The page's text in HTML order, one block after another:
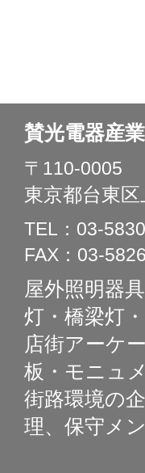
賛光電器産
〒110-0005
東京都台東
TEL：03-
FAX：03-
屋外照明器
灯・橋梁灯
店街アーケ
板・モニュ
街路環境の
理、保守メ